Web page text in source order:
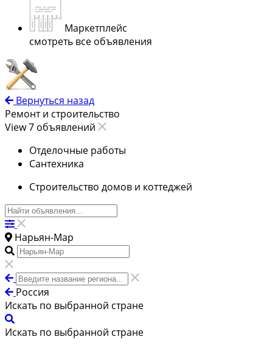
Маркетплейс
смотреть все объявления
Вернуться назад
Ремонт и строительство
View 7 объявлений
Отделочные работы
Сантехника
Строительство домов и коттеджей
Нарьян-Мар
Россия
Искать по выбранной стране
Искать по выбранной стране